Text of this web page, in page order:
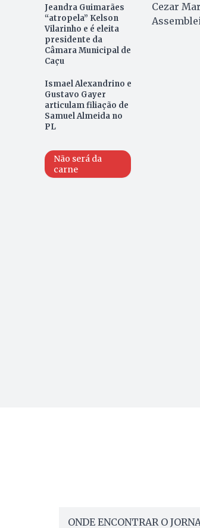
Jeandra Guimarães
“atropela” Kelson
Vilarinho e é eleita
presidente da
Câmara Municipal de
Caçu
Ismael Alexandrino e
Gustavo Gayer
articulam filiação de
Samuel Almeida no
PL
Não será da
carne
Cezar
ONDE ENCONTRAR O